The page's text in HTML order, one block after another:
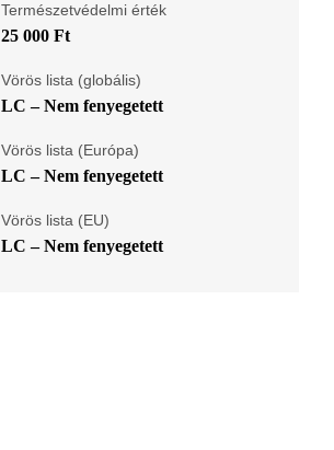
Természetvédelmi érték
25 000 Ft
Vörös lista (globális)
LC – Nem fenyegetett
Vörös lista (Európa)
LC – Nem fenyegetett
Vörös lista (EU)
LC – Nem fenyegetett